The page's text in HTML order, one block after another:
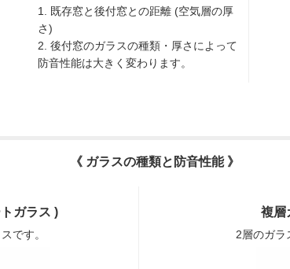
1. 既存窓と後付窓との距離 (空気層の厚
さ)
2. 後付窓のガラスの種類・厚さによって
防音性能は大きく変わります。
《 ガラスの種類と防音性能 》
ガラス )
です。
複層
2層のガラ